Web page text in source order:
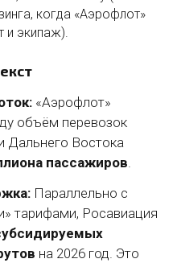
когда «Аэрофлот»
и экипаж).
«Аэрофлот»
объём перевозок
Востока
пассажиров
Параллельно с
тарифами, Росавиация
на 2026 год. Это